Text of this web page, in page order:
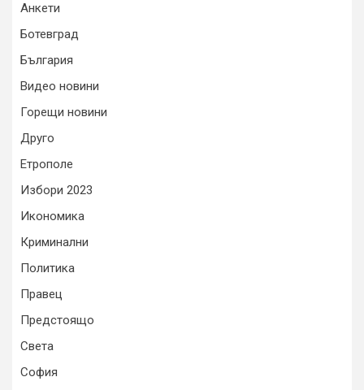
Анкети
Ботевград
България
Видео новини
Горещи новини
Друго
Етрополе
Избори 2023
Икономика
Криминални
Политика
Правец
Предстоящо
Света
София